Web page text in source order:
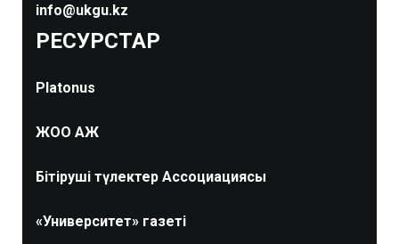
info@ukgu.kz
РЕСУРСТАР
Platonus
ЖОО АЖ
Бітіруші түлектер Ассоциациясы
«Университет» газеті